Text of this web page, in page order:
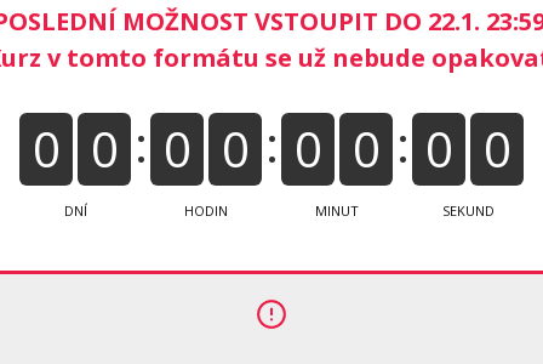
MOŽNOST VSTOUPIT DO 22.1.
v tomto formátu se už nebude
0 0
DNÍ
0 0
HODIN
0 0
MINUT
0 0
SEKUND